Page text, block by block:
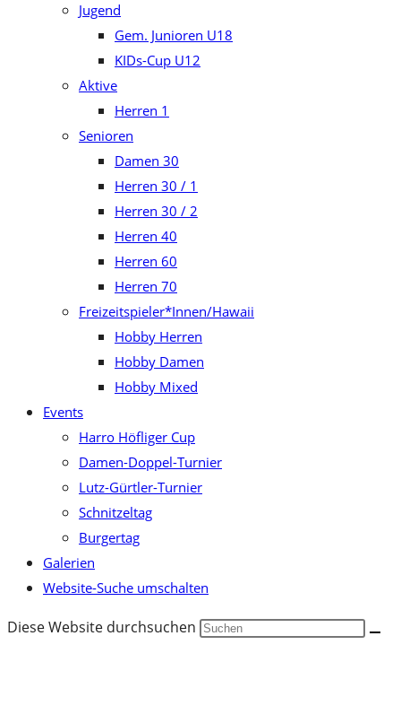
Jugend
Gem. Junioren U18
KIDs-Cup U12
Aktive
Herren 1
Senioren
Damen 30
Herren 30 / 1
Herren 30 / 2
Herren 40
Herren 60
Herren 70
Freizeitspieler*Innen/Hawaii
Hobby Herren
Hobby Damen
Hobby Mixed
Events
Harro Höfliger Cup
Damen-Doppel-Turnier
Lutz-Gürtler-Turnier
Schnitzeltag
Burgertag
Galerien
Website-Suche umschalten
Diese Website durchsuchen